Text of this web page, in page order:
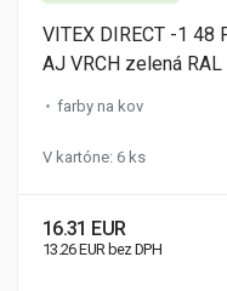
VITEX DIRECT -1 48
AJ VRCH zelená
farby na kov
V kartóne: 6 ks
16.31 EUR
13.26 EUR bez DPH